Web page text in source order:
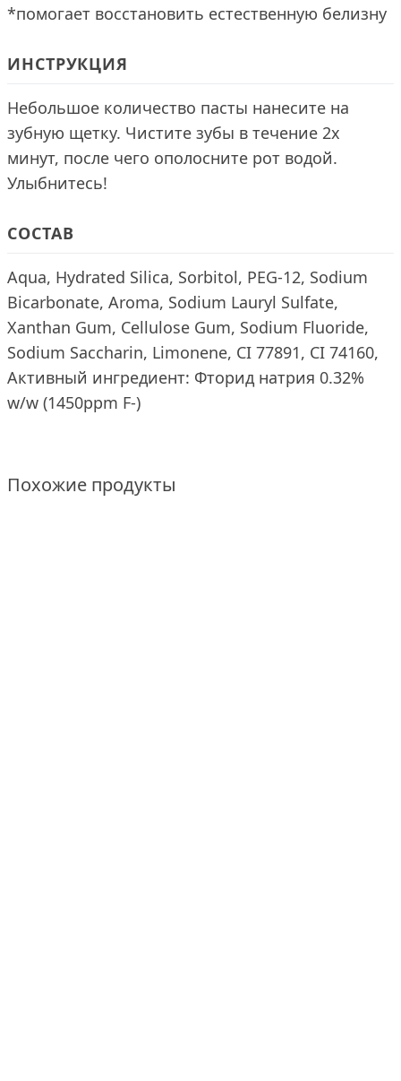
*помогает восстановить естественную белизну
ИНСТРУКЦИЯ
Небольшое количество пасты нанесите на
зубную щетку. Чистите зубы в течение 2х
минут, после чего ополосните рот водой.
Улыбнитесь!
СОСТАВ
Aqua, Hydrated Silica, Sorbitol, PEG-12, Sodium
Bicarbonate, Aroma, Sodium Lauryl Sulfate,
Xanthan Gum, Cellulose Gum, Sodium Fluoride,
Sodium Saccharin, Limonene, CI 77891, CI 74160,
Активный ингредиент: Фторид натрия 0.32%
w/w (1450ppm F-)
Похожие продукты